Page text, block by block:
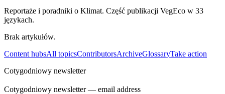
Reportaże i poradniki o Klimat. Część publikacji VegEco w 33
językach.
Brak artykułów.
Content hubsAll topicsContributorsArchiveGlossaryTake action
Cotygodniowy newsletter
Cotygodniowy newsletter— email address